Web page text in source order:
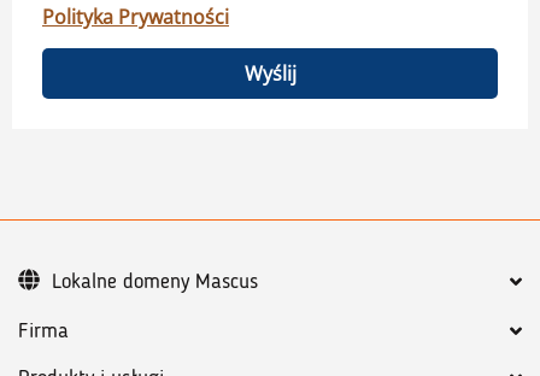
Polityka Prywatności
Wyślij
Firma
Lokalne domeny Mascus